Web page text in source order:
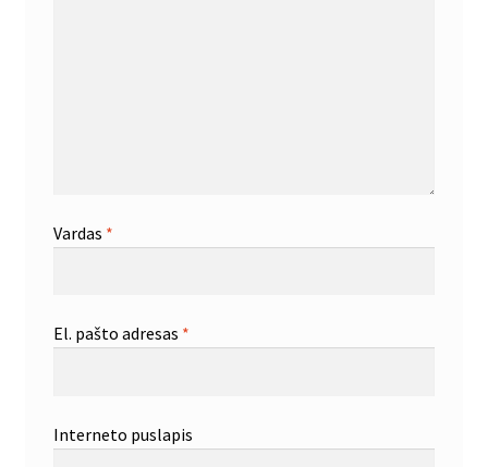
Vardas *
El. pašto adresas *
Interneto puslapis